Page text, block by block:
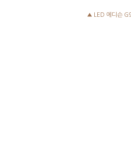
▲ LED 에디슨